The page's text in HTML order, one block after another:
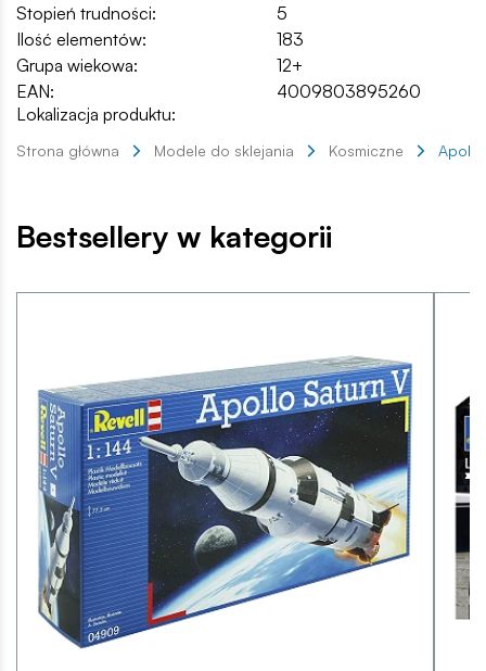
Stopień trudności:
5
Ilość elementów:
183
Grupa wiekowa:
12+
EAN:
4009803895260
Lokalizacja produktu:
Strona główna Modele do sklejania Kosmiczne Apollo
Bestsellery w kategorii